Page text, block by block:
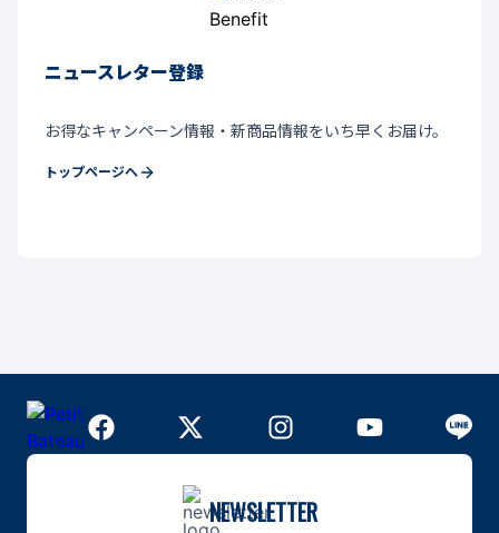
ニュースレター登録
お得なキャンペーン情報・新商品情報をいち早くお届け。
トップページへ
NEWSLETTER